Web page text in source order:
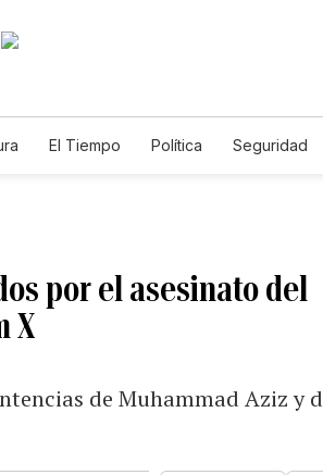
El Tiempo Política Seguridad
por el asesinato del
X
de Muhammad Aziz y